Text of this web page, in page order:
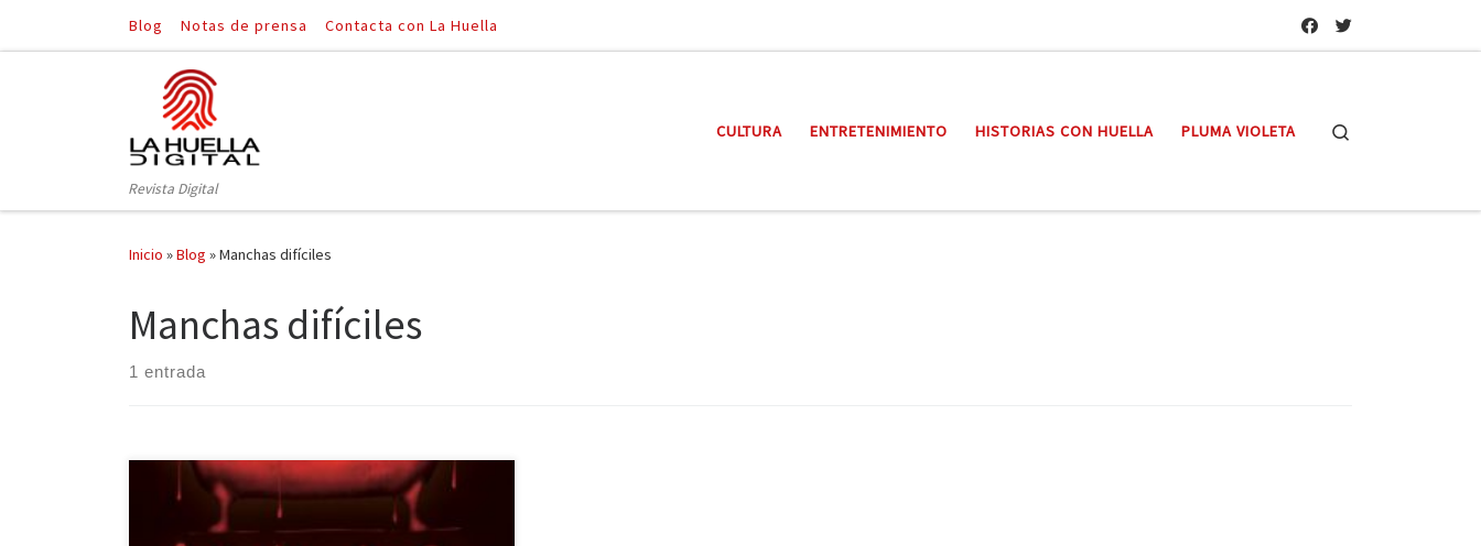
Saltar al contenido
Blog Notas de prensa Contacta con La Huella
Revista Digital
CULTURA ENTRETENIMIENTO HISTORIAS CON HUELLA PLUMA VIOLETA
Inicio »Blog »Manchas difíciles
Manchas difíciles
1 entrada
A.R. Medina publica Manchas difíciles, su primera
novela corta, con Amanecer. La meticulosidad en la